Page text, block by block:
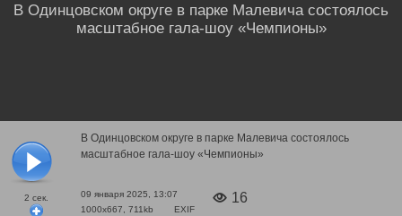
2 сек.
В Одинцовском округе в парке Малевича состоялось
масштабное гала-шоу «Чемпионы»
09 января 2025, 13:07
1000x667, 711kb
EXIF
16
В Одинцовском округе в парке Малевича состоялось
масштабное гала-шоу «Чемпионы»